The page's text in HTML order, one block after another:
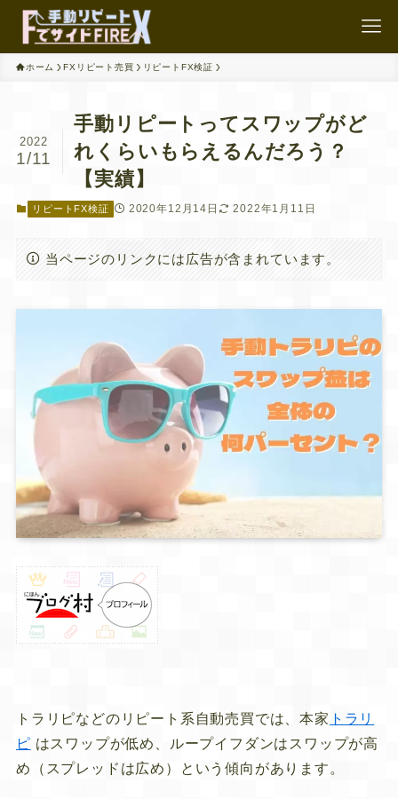
ホーム FXリピート売買 リピートFX検証
手動リピートってスワップがど
れくらいもらえるんだろう？
【実績】
2022
1/11
リピートFX検証 2020年12月14日 2022年1月11日
当ページのリンクには広告が含まれています。
トラリピなどのリピート系自動売買では、本家 トラリ
ピ はスワップが低め、ループイフダンはスワップが高
め（スプレッドは広め）という傾向があります。